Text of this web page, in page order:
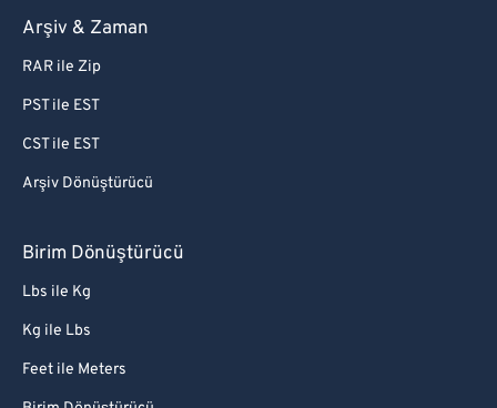
Arşiv & Zaman
RAR ile Zip
PST ile EST
CST ile EST
Arşiv Dönüştürücü
Birim Dönüştürücü
Lbs ile Kg
Kg ile Lbs
Feet ile Meters